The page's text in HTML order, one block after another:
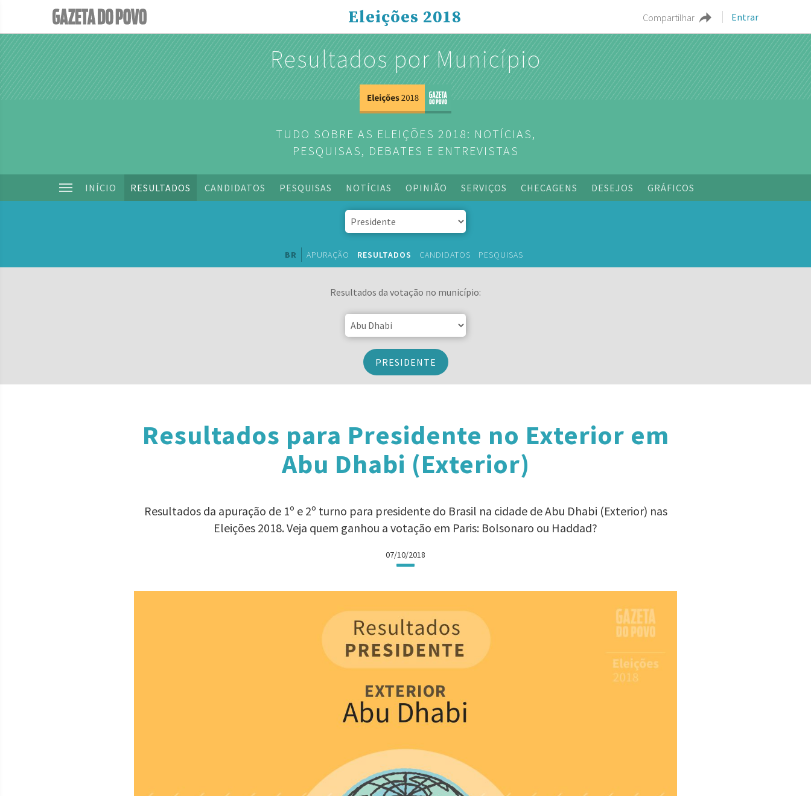
Compartilhar Entrar
Eleições 2018
Resultados por Município
TUDO SOBRE AS ELEIÇÕES 2018: NOTÍCIAS,
PESQUISAS, DEBATES E ENTREVISTAS
INÍCIO RESULTADOS CANDIDATOS PESQUISAS NOTÍCIAS OPINIÃO SERVIÇOS CHECAGENS DESEJOS GRÁFICOS
BR APURAÇÃO RESULTADOS CANDIDATOS PESQUISAS
Resultados da votação no município:
PRESIDENTE
Resultados para Presidente no Exterior em
Abu Dhabi (Exterior)
Resultados da apuração de 1º e 2º turno para presidente do Brasil na cidade de Abu Dhabi (Exterior) nas
Eleições 2018. Veja quem ganhou a votação em Paris: Bolsonaro ou Haddad?
07/10/2018